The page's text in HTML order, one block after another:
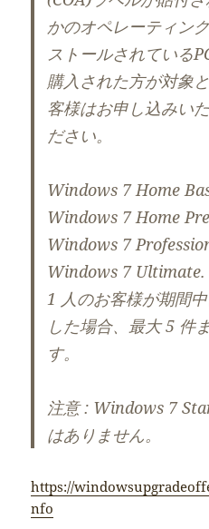
かのオペレーティン
ストールされている
購入された方が対象
客様はお申し込みい
ださい。
Windows 7 Home
Windows 7 Home
Windows 7
Windows 7 Ultimate.
1 人のお客様が期間
した場合、最大 5 件
す。
注意 : Windows 7
はありません。
https://
nfo